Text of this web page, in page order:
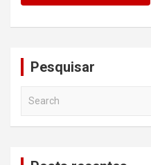
Pesquisar